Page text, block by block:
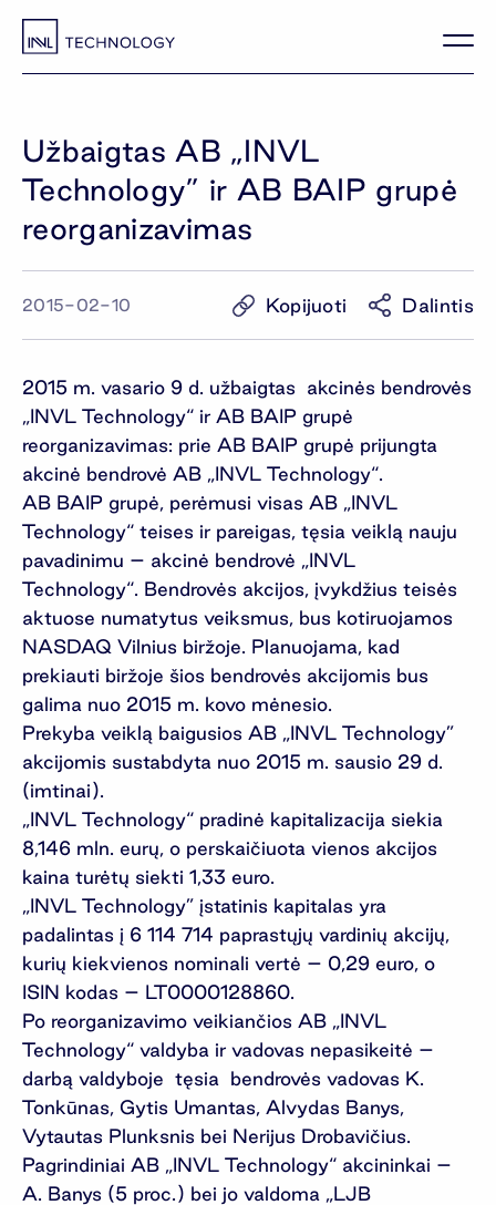
Užbaigtas AB „INVL
Technology” ir AB BAIP grupė
reorganizavimas
2015-02-10 Kopijuoti Dalintis
2015 m. vasario 9 d. užbaigtas akcinės bendrovės
„INVL Technology“ ir AB BAIP grupė
reorganizavimas: prie AB BAIP grupė prijungta
akcinė bendrovė AB „INVL Technology“.
AB BAIP grupė, perėmusi visas AB „INVL
Technology“ teises ir pareigas, tęsia veiklą nauju
pavadinimu – akcinė bendrovė „INVL
Technology“. Bendrovės akcijos, įvykdžius teisės
aktuose numatytus veiksmus, bus kotiruojamos
NASDAQ Vilnius biržoje. Planuojama, kad
prekiauti biržoje šios bendrovės akcijomis bus
galima nuo 2015 m. kovo mėnesio.
Prekyba veiklą baigusios AB „INVL Technology”
akcijomis sustabdyta nuo 2015 m. sausio 29 d.
(imtinai).
„INVL Technology“ pradinė kapitalizacija siekia
8,146 mln. eurų, o perskaičiuota vienos akcijos
kaina turėtų siekti 1,33 euro.
„INVL Technology” įstatinis kapitalas yra
padalintas į 6 114 714 paprastųjų vardinių akcijų,
kurių kiekvienos nominali vertė – 0,29 euro, o
ISIN kodas – LT0000128860.
Po reorganizavimo veikiančios AB „INVL
Technology“ valdyba ir vadovas nepasikeitė –
darbą valdyboje tęsia bendrovės vadovas K.
Tonkūnas, Gytis Umantas, Alvydas Banys,
Vytautas Plunksnis bei Nerijus Drobavičius.
Pagrindiniai AB „INVL Technology“ akcininkai –
A. Banys (5 proc.) bei jo valdoma „LJB